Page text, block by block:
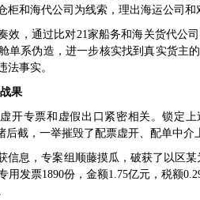
柜和海代公司为线索，理出海运公司和
效，通过比对21家船务和海关货代公
单系伪造，进一步核实找到真实货主
法事实。
果
开专票和虚假出口紧密相关。锁定
后截，一举摧毁了配票虚开、配单中
信息，专案组顺藤摸瓜，破获了以区
用发票1890份，金额1.75亿元，税额